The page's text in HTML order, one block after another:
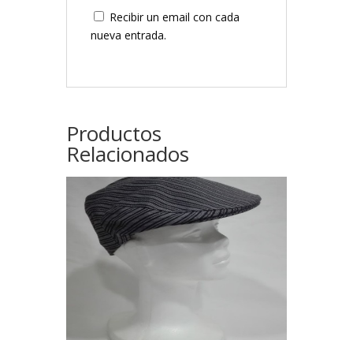
Recibir un email con cada
nueva entrada.
Productos
Relacionados